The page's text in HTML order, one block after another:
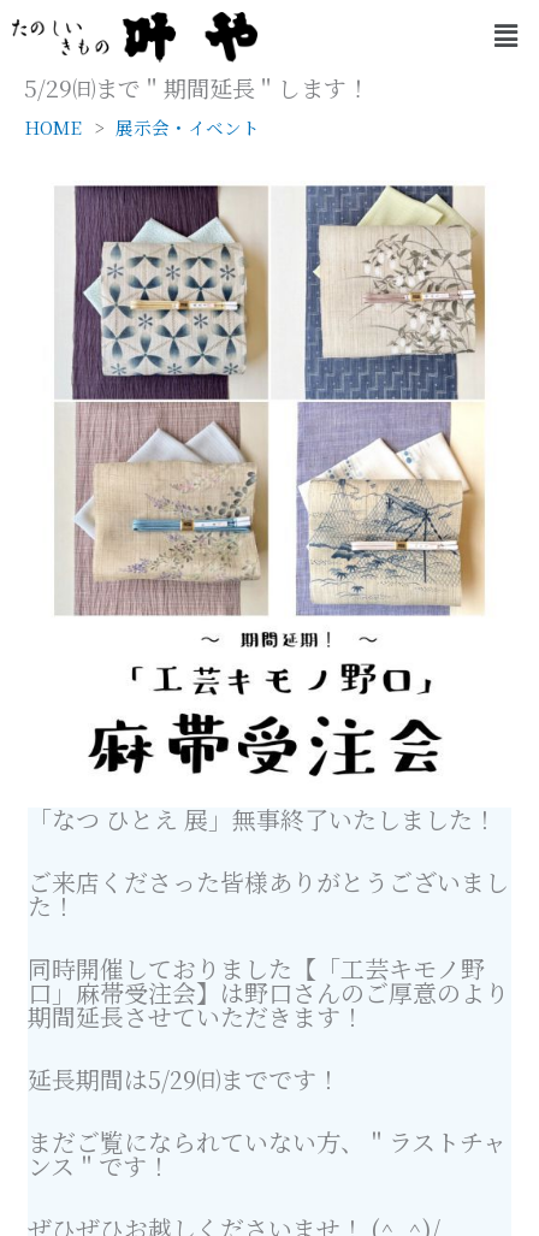
容
メ
ニ
5/29㈰まで＂期間延長＂します！
HOME 展示会・イベント
「なつ ひとえ 展」無事終了いたしました！
ご来店くださった皆様ありがとうございまし
た！
同時開催しておりました【「工芸キモノ野
口」麻帯受注会】は野口さんのご厚意のより
期間延長させていただきます！
延長期間は5/29㈰までです！
まだご覧になられていない方、＂ラストチャ
ンス＂です！
ぜひぜひお越しくださいませ！ (^_^)/